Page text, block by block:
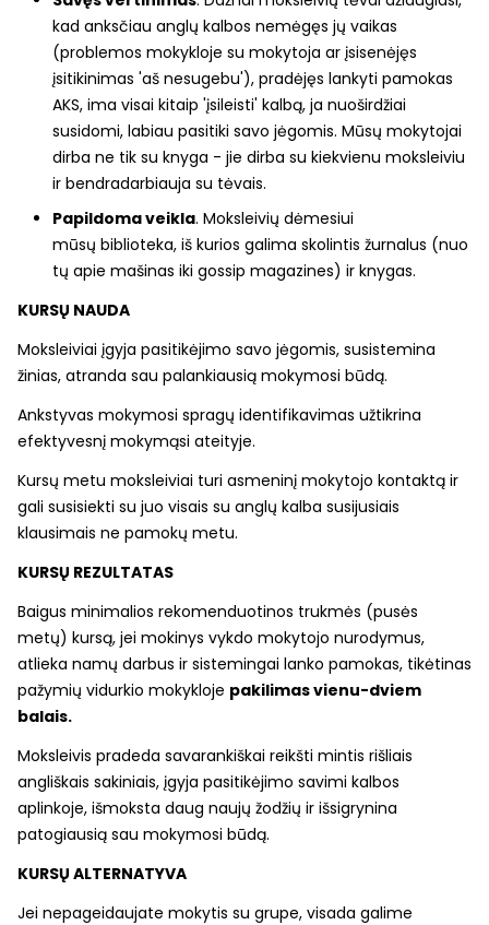
kad anksčiau anglų kalbos nemėgęs jų vaikas
(problemos mokykloje su mokytoja ar įsisenėjęs
įsitikinimas 'aš nesugebu'), pradėjęs lankyti pamokas
AKS, ima visai kitaip 'įsileisti' kalbą, ja nuoširdžiai
susidomi, labiau pasitiki savo jėgomis. Mūsų mokytojai
dirba ne tik su knyga - jie dirba su kiekvienu moksleiviu
ir bendradarbiauja su tėvais.
Papildoma veikla. Moksleivių dėmesiui
mūsų biblioteka, iš kurios galima skolintis žurnalus (nuo
tų apie mašinas iki gossip magazines) ir knygas.
KURSŲ NAUDA
Moksleiviai įgyja pasitikėjimo savo jėgomis, susistemina
žinias, atranda sau palankiausią mokymosi būdą.
Ankstyvas mokymosi spragų identifikavimas užtikrina
efektyvesnį mokymąsi ateityje.
Kursų metu moksleiviai turi asmeninį mokytojo kontaktą ir
gali susisiekti su juo visais su anglų kalba susijusiais
klausimais ne pamokų metu.
KURSŲ REZULTATAS
Baigus minimalios rekomenduotinos trukmės (pusės
metų) kursą, jei mokinys vykdo mokytojo nurodymus,
atlieka namų darbus ir sistemingai lanko pamokas, tikėtinas
pažymių vidurkio mokykloje pakilimas vienu-dviem
balais.
Moksleivis pradeda savarankiškai reikšti mintis rišliais
angliškais sakiniais, įgyja pasitikėjimo savimi kalbos
aplinkoje, išmoksta daug naujų žodžių ir išsigrynina
patogiausią sau mokymosi būdą.
KURSŲ ALTERNATYVA
Jei nepageidaujate mokytis su grupe, visada galime